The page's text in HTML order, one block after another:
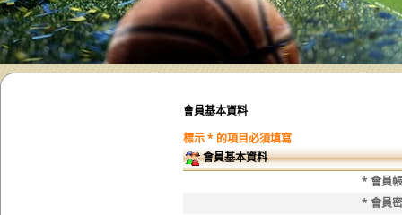
會員基本資料
標示 * 的項目必須填寫
會員基本資料
* 會員
* 會員